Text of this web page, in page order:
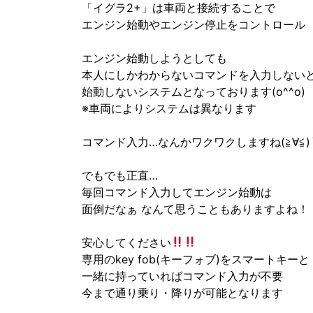
「イグラ2+」は車両と接続することで
エンジン始動やエンジン停止をコントロール
エンジン始動しようとしても
本人にしかわからないコマンドを入力しない
始動しないシステムとなっております(o^^o)
※車両によりシステムは異なります
コマンド入力…なんかワクワクしますね(≧∀≦)
でもでも正直…
毎回コマンド入力してエンジン始動は
面倒だなぁ なんて思うこともありますよね！
安心してください
専用のkey fob(キーフォブ)をスマートキーと
一緒に持っていればコマンド入力が不要
今まで通り乗り・降りが可能となります